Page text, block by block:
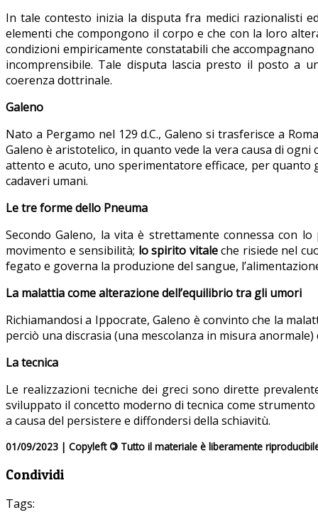
In tale contesto inizia la disputa fra medici razionalisti
elementi che compongono il corpo e che con la loro
condizioni empiricamente constatabili che
incomprensibile. Tale disputa lascia presto il posto a
coerenza dottrinale.
Galeno
Nato a Pergamo nel 129 d.C., Galeno si trasferisce a
Galeno è aristotelico, in quanto vede la vera causa di ogni
attento e acuto, uno sperimentatore efficace, per quanto
cadaveri umani.
Le tre forme dello Pneuma
Secondo Galeno, la vita è strettamente connessa con
movimento e sensibilità; lo spirito vitale che risiede nel
fegato e governa la produzione del sangue,
La malattia come alterazione dell’equilibrio tra gli umori
Richiamandosi a Ippocrate, Galeno è convinto che la
perciò una discrasia (una mescolanza in misura
La tecnica
Le realizzazioni tecniche dei greci sono dirette
sviluppato il concetto moderno di tecnica come
a causa del persistere e diffondersi della schiavitù.
01/09/2023 | Copyleft © Tutto il materiale è liberamente
Condividi
Tags: